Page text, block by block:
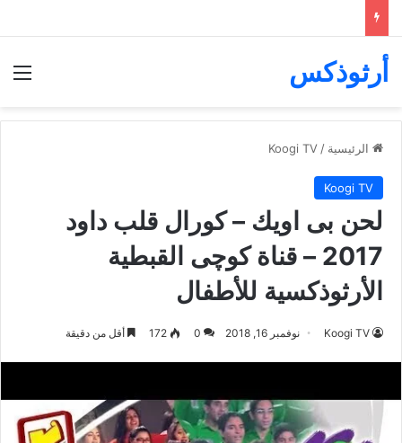
أرثوذكس
الرئيسية /
Koogi TV
Koogi TV
لحن بى اويك – كورال قلب داود
2017 – قناة كوچى القبطية
الأرثوذكسية للأطفال
Koogi TV نوفمبر 16, 2018 0
172 أقل من دقيقة